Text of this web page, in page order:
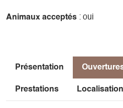
Animaux acceptés : oui
Présentation
Prestations Localisation